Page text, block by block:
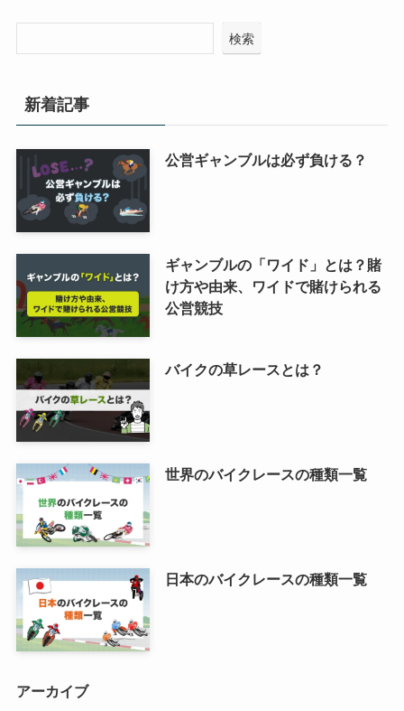
検索
新着記事
公営ギャンブルは必ず負ける？
ギャンブルの「ワイド」とは？賭
け方や由来、ワイドで賭けられる
公営競技
バイクの草レースとは？
世界のバイクレースの種類一覧
日本のバイクレースの種類一覧
アーカイブ